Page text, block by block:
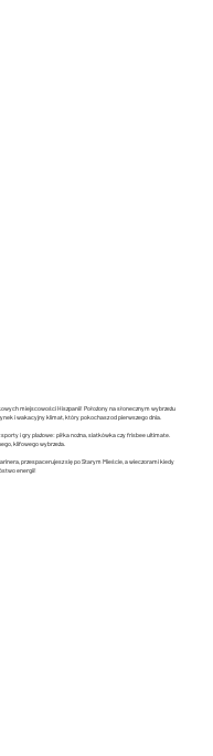
miejscowości Hiszpanii! Położony na słonecznym wybrzeżu
i wakacyjny klimat, który pokochasz od pierwszego dnia.
i gry plażowe: piłka nożna, siatkówka czy frisbee ultimate.
klifowego wybrzeża.
przespacerujesz się po Starym Mieście, a wieczorami kiedy
energii!